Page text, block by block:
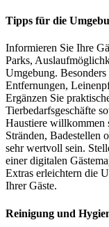
Tipps für die
Informieren Sie Ihre
Parks,
Umgebung.
Entfernungen,
Ergänzen Sie
Tierbedarfsgeschäfte
Haustiere willkommen
Stränden, Badestellen
sehr wertvoll sein.
einer digitalen
Extras erleichtern die
Ihrer Gäste.
Reinigung und